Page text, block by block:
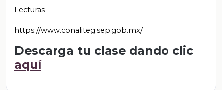
Lecturas
https://www.conaliteg.sep.gob.mx/
Descarga tu clase dando clic
aquí